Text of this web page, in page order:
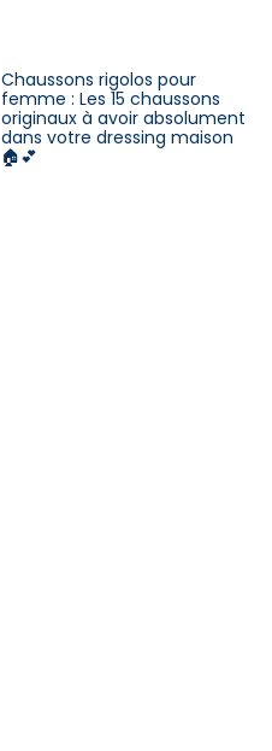
Chaussons rigolos pour
femme : Les 15 chaussons
originaux à avoir absolument
dans votre dressing maison
🏠💕